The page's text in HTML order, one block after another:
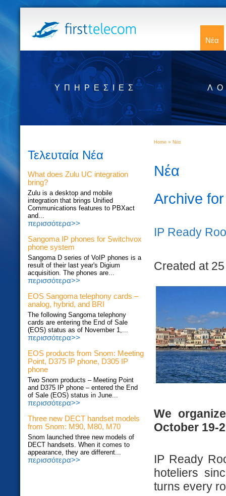
Νέα
ΥΠΗΡΕΣΊΕΣ
Τελευταία Νέα
What does Zulu UC integration
bring?
Zulu is a desktop and mobile
integration that brings Unified
Communications features to PBXact
and...
περισσότερα>>
Sangoma IP phones for Switchvox
phone system
Sangoma D series of VoIP phones is a
result of their last year's Digium
acquisition. The phones are...
περισσότερα>>
EOS Sangoma telephony cards –
analog, hybrid, and BRI
The following Sangoma telephony
cards are entering the End of Sale
(EOS) status as of November 1,...
περισσότερα>>
EOS products from Snom: Meeting
Point, D375 IP phone, D305 IP
phone
Two Snom products – Meeting Point
and D375 IP phone – entered the End
of Sale (EOS) status in June...
περισσότερα>>
Three new DECT handset models
from Snom: M90, M80, M70
Snom launched three new models of
DECT handsets. When it comes to
appearance, they are different...
περισσότερα>>
Home » Νέα
Νέα
Archive
IP Ready
Created at
We
October 19-
IP Ready
hoteliers
turns every